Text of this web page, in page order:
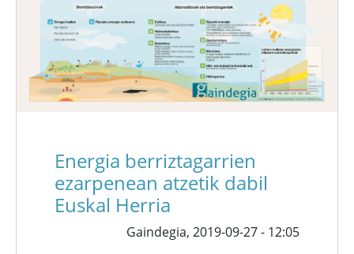
Energia berriztagarrien
ezarpenean atzetik dabil
Euskal Herria
Gaindegia, 2019-09-27 - 12:05